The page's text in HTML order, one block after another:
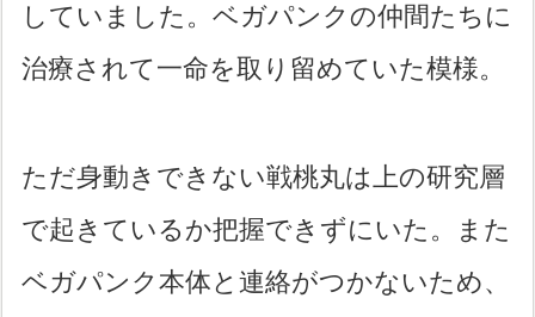
していました。ベガパンクの仲間たちに
治療されて一命を取り留めていた模様。
ただ身動きできない戦桃丸は上の研究層
で起きているか把握できずにいた。また
ベガパンク本体と連絡がつかないため、